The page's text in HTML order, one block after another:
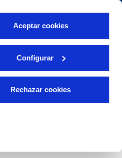
Aceptar cookies
Configurar
Rechazar cookies
o posibles
de clientes Se abre en otra